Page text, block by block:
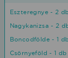
Eszteregnye - 2
Nagykanizsa - 2
Boncodfölde - 1
Csörnyeföld - 1 db